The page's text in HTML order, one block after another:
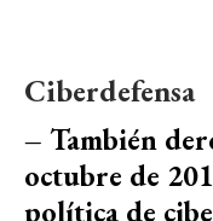
Ciberdefensa
– También
octubre de
política de